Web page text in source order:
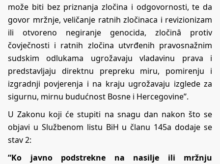
može biti bez priznanja zločina i odgovornosti, te da
govor mržnje, veličanje ratnih zločinaca i revizionizam
ili otvoreno negiranje genocida, zločinȃ protiv
čovječnosti i ratnih zločina utvrđenih pravosnažnim
sudskim odlukama ugrožavaju vladavinu prava i
predstavljaju direktnu prepreku miru, pomirenju i
izgradnji povjerenja i na kraju ugrožavaju izglede za
sigurnu, mirnu budućnost Bosne i Hercegovine”.
U Zakonu koji će stupiti na snagu dan nakon što se
objavi u Službenom listu BiH u članu 145a dodaje se
stav 2:
“Ko javno podstrekne na nasilje ili mržnju